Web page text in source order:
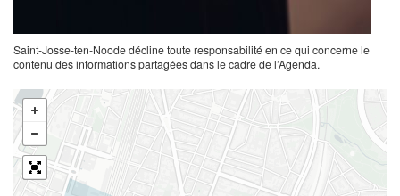
Saint-Josse-ten-Noode décline toute responsabilité en ce qui concerne le
contenu des informations partagées dans le cadre de l’Agenda.